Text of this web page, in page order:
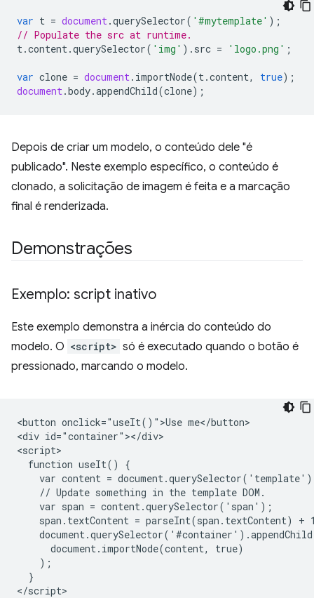
var t = document.querySelector( '#mytemplate' );
// Populate the src at runtime.
t.content.querySelector( 'img' ). src = 'logo.png' ;
var clone = document. importNode(t.content, true);
document.body.appendChild(clone);
Depois de criar um modelo, o conteúdo dele "é
publicado". Neste exemplo específico, o conteúdo é
clonado, a solicitação de imagem é feita e a marcação
final é renderizada.
Demonstrações
Exemplo: script inativo
Este exemplo demonstra a inércia do conteúdo do
modelo. O <script> só é executado quando o botão é
pressionado, marcando o modelo.
<button onclick="useIt()">Use me</button>
<div id="container"></div>
<script>
  function useIt() {
var content =
    // Update something in the template DOM.
    var span = content.querySelector('span');
span.textContent = parseInt(span.textContent) +
      document.importNode(content, true)
    );
  }
</script>